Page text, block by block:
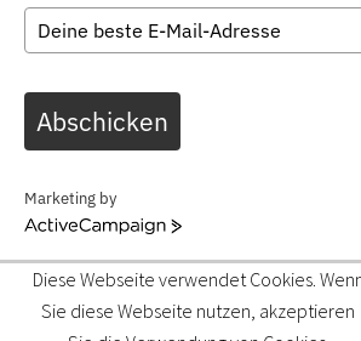
Abschicken
Marketing by
ActiveCampaign
Diese Webseite verwendet Cookies.
Sie diese Webseite nutzen, akzeptieren